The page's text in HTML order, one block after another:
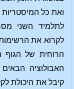
ואת כל
לתלמיד השני
לקרוא את
הרוחית של
האבולוציה
קיבל את היכולת